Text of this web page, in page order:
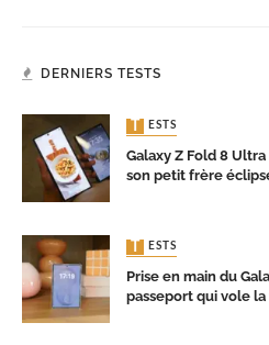
DERNIERS TESTS
TESTS
Galaxy Z Fold 8
son petit frère
TESTS
Prise en main du
passeport qui vole